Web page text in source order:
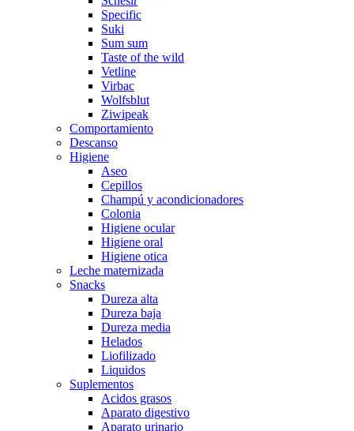
Specific
Suki
Sum sum
Taste of the wild
Vetline
Virbac
Wolfsblut
Ziwipeak
Comportamiento
Descanso
Higiene
Aseo
Cepillos
Champú y acondicionadores
Colonia
Higiene ocular
Higiene oral
Higiene otica
Leche maternizada
Snacks
Dureza alta
Dureza baja
Dureza media
Helados
Liofilizado
Liquidos
Suplementos
Acidos grasos
Aparato digestivo
Aparato urinario